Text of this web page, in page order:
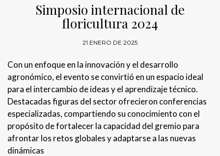
Simposio internacional de
floricultura 2024
21 ENERO DE 2025
Con un enfoque en la innovación y el desarrollo
agronómico, el evento se convirtió en un espacio ideal
para el intercambio de ideas y el aprendizaje técnico.
Destacadas figuras del sector ofrecieron conferencias
especializadas, compartiendo su conocimiento con el
propósito de fortalecer la capacidad del gremio para
afrontar los retos globales y adaptarse a las nuevas
dinámicas